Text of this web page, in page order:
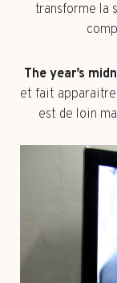
transforme la
The year’s
et fait
est de loin